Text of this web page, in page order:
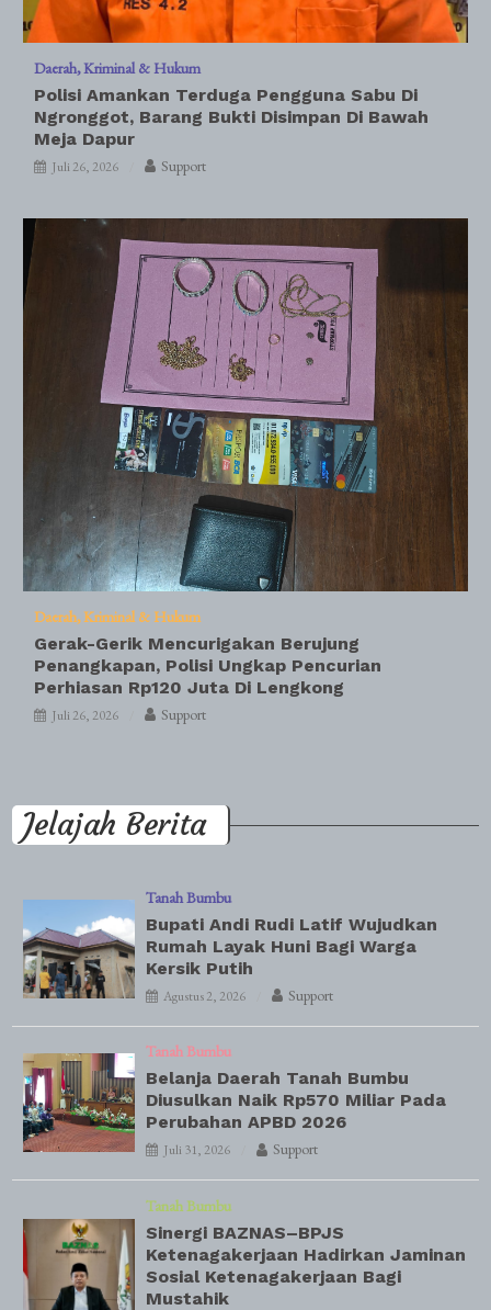
Daerah Kriminal & Hukum
Polisi Amankan Terduga Pengguna Sabu Di
Ngronggot, Barang Bukti Disimpan Di Bawah
Meja Dapur
Juli 26, 2026 Support
Daerah Kriminal & Hukum
Gerak-Gerik Mencurigakan Berujung
Penangkapan, Polisi Ungkap Pencurian
Perhiasan Rp120 Juta Di Lengkong
Juli 26, 2026 Support
Jelajah Berita
Tanah Bumbu
Bupati Andi Rudi Latif Wujudkan
Rumah Layak Huni Bagi Warga
Kersik Putih
Agustus 2, 2026 Support
Tanah Bumbu
Belanja Daerah Tanah Bumbu
Diusulkan Naik Rp570 Miliar Pada
Perubahan APBD 2026
Juli 31, 2026 Support
Tanah Bumbu
Sinergi BAZNAS–BPJS
Ketenagakerjaan Hadirkan Jaminan
Sosial Ketenagakerjaan Bagi
Mustahik